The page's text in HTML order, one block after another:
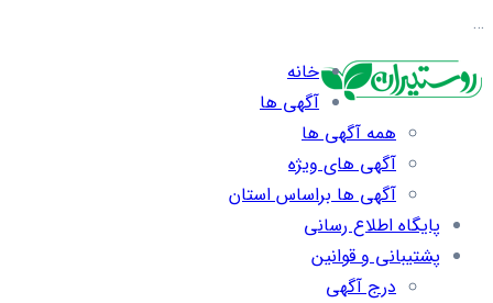
…
خانه
آگهی ها
همه آگهی ها
آگهی های ویژه
آگهی ها براساس استان
پایگاه اطلاع رسانی
پشتیبانی و قوانین
درج آگهی